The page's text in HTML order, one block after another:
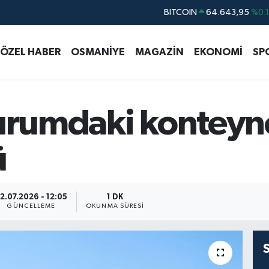
DOLAR 47,6704
ÖZEL HABER OSMANİYE MAGAZİN EKONOMİ
- 12:05
GÜNCELLEME
1 DK
OKUNMA SÜRESI